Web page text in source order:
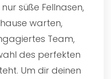
süße Fellnasen,
warten,
Team,
des perfekten
Um dir deinen